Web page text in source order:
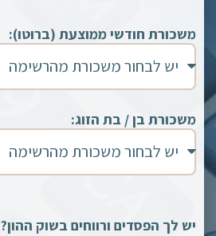
משכורת חודשי ממוצעת (ברוטו):
משכורת בן / בת הזוג:
יש לך הפסדים ורווחים בשוק ההון?